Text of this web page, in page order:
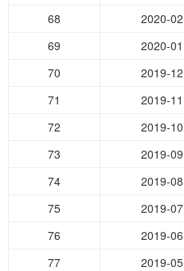
68
2020-02
69
2020-01
70
2019-12
71
2019-11
72
2019-10
73
2019-09
74
2019-08
75
2019-07
76
2019-06
77
2019-05